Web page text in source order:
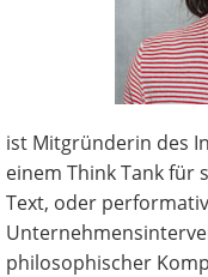
ines
s
ist Mitgründerin des
einem Think Tank für
Text, oder
philosophischer